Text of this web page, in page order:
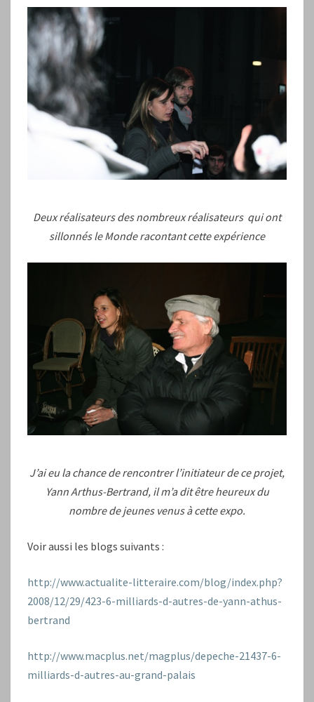
Deux réalisateurs des nombreux réalisateurs qui ont
sillonnés le Monde racontant cette expérience
J’ai eu la chance de rencontrer l’initiateur de ce projet,
Yann Arthus-Bertrand, il m’a dit être heureux du
nombre de jeunes venus à cette expo.
Voir aussi les blogs suivants :
http://www.actualite-litteraire.com/blog/index.php?
2008/12/29/423-6-milliards-d-autres-de-yann-athus-
bertrand
http://www.macplus.net/magplus/depeche-21437-6-
milliards-d-autres-au-grand-palais